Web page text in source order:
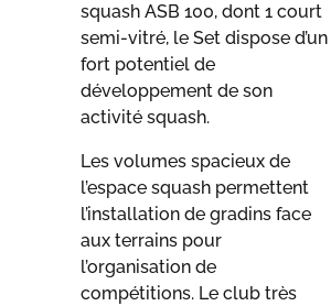
squash ASB 100, dont 1 court
semi-vitré, le Set dispose d’un
fort potentiel de
développement de son
activité squash.
Les volumes spacieux de
l’espace squash permettent
l’installation de gradins face
aux terrains pour
l’organisation de
compétitions. Le club très